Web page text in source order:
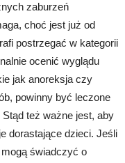
zaburzeń
choć jest już od
postrzegać w kategorii
ocenić wyglądu
jak anoreksja czy
powinny być leczone
też ważne jest, aby
dorastające dzieci. Jeśli
świadczyć o